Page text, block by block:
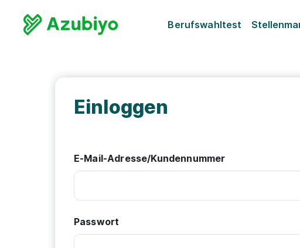
Berufswahltest
Einloggen
E-Mail-Adresse/Kundennummer
Passwort